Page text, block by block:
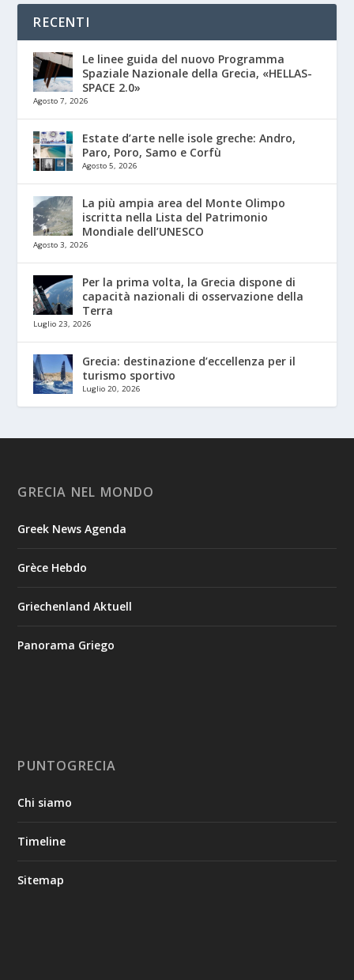
RECENTI
Le linee guida del nuovo Programma
Spaziale Nazionale della Grecia, «HELLAS-
SPACE 2.0»
Agosto 7, 2026
Estate d’arte nelle isole greche: Andro,
Paro, Poro, Samo e Corfù
Agosto 5, 2026
La più ampia area del Monte Olimpo
iscritta nella Lista del Patrimonio
Mondiale dell’UNESCO
Agosto 3, 2026
Per la prima volta, la Grecia dispone di
capacità nazionali di osservazione della
Terra
Luglio 23, 2026
Grecia: destinazione d’eccellenza per il
turismo sportivo
Luglio 20, 2026
GRECIA NEL MONDO
Greek News Agenda
Grèce Hebdo
Griechenland Aktuell
Panorama Griego
PUNTOGRECIA
Chi siamo
Timeline
Sitemap